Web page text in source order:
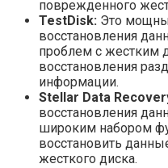
поврежденного
TestDisk: Это
восстановления
проблем с жестким
восстановления
информации.
Stellar Data
восстановления
широким набором
восстановить
жесткого диска.